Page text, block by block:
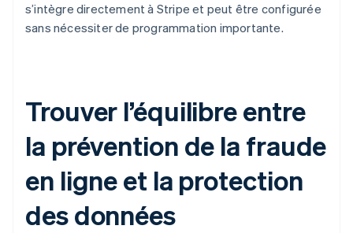
s’intègre directement à Stripe et peut être configurée
sans nécessiter de programmation importante.
Trouver l’équilibre entre
la prévention de la fraude
en ligne et la protection
des données